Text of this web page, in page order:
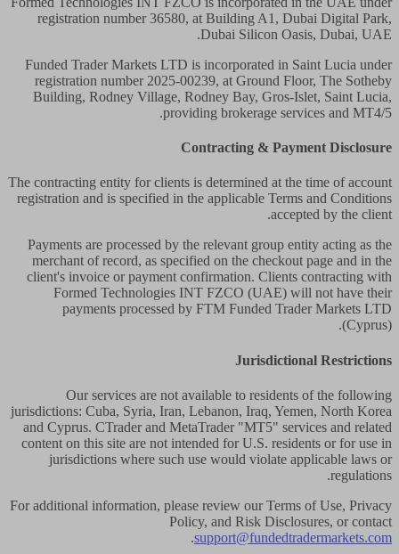
registration number 36580, at Building A1, Dubai Digital Park,
Dubai Silicon Oasis, Dubai, UAE.
Funded Trader Markets LTD is incorporated in Saint Lucia under
registration number 2025-00239, at Ground Floor, The Sotheby
Building, Rodney Village, Rodney Bay, Gros-Islet, Saint Lucia,
providing brokerage services and MT4/5.
Contracting & Payment Disclosure
The contracting entity for clients is determined at the time of account
registration and is specified in the applicable Terms and Conditions
accepted by the client.
Payments are processed by the relevant group entity acting as the
merchant of record, as specified on the checkout page and in the
client's invoice or payment confirmation. Clients contracting with
Formed Technologies INT FZCO (UAE) will not have their
payments processed by FTM Funded Trader Markets LTD
(Cyprus).
Jurisdictional Restrictions
Our services are not available to residents of the following
jurisdictions: Cuba, Syria, Iran, Lebanon, Iraq, Yemen, North Korea
and Cyprus. CTrader and MetaTrader "MT5" services and related
content on this site are not intended for U.S. residents or for use in
jurisdictions where such use would violate applicable laws or
regulations.
For additional information, please review our Terms of Use, Privacy
Policy, and Risk Disclosures, or contact
support@fundedtradermarkets.com
.